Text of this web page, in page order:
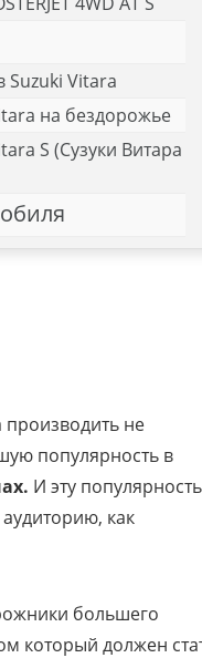
Suzuki Vitara
на бездорожье
S (Сузуки Витара
производить не
популярность в
И эту популярность
как
большего
который должен